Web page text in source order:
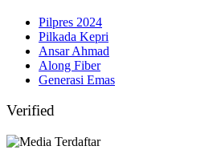
Pilpres 2024
Pilkada Kepri
Ansar Ahmad
Along Fiber
Generasi Emas
Verified